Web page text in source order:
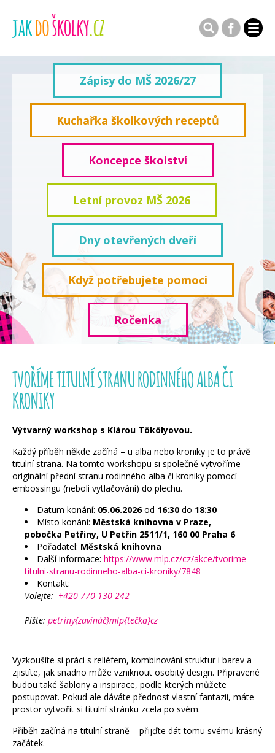
Zápisy do MŠ 2026/27
Kuchařka školkových receptů
Koncepce školství
Letní provoz MŠ 2026
Dny otevřených dveří
Když potřebujete pomoci
Ročenka
TVOŘÍME TITULNÍ STRANU RODINNÉHO ALBA ČI
KRONIKY
Výtvarný workshop s Klárou Tökölyovou.
Každý příběh někde začíná – u alba nebo kroniky je to právě
titulní strana. Na tomto workshopu si společně vytvoříme
originální přední stranu rodinného alba či kroniky pomocí
embossingu (neboli vytlačování) do plechu.
Datum konání: 05.06.2026od 16:30 do 18:30
Místo konání: Městská knihovna v Praze,
pobočka Petřiny, U Petřin 2511/1, 160 00 Praha 6
Pořadatel: Městská knihovna
Další informace: https://www.mlp.cz/cz/akce/tvorime-
titulni-stranu-rodinneho-alba-ci-kroniky/7848
Kontakt:
Volejte: +420 770 130 242
Pište: petriny{zavináč}mlp{tečka}cz
Vyzkoušíte si práci s reliéfem, kombinování struktur i barev a
zjistíte, jak snadno může vzniknout osobitý design. Připravené
budou také šablony a inspirace, podle kterých můžete
postupovat. Pokud ale dáváte přednost vlastní fantazii, máte
prostor vytvořit si titulní stránku zcela po svém.
Příběh začíná na titulní straně – přijďte dát tomu svému krásný
začátek.